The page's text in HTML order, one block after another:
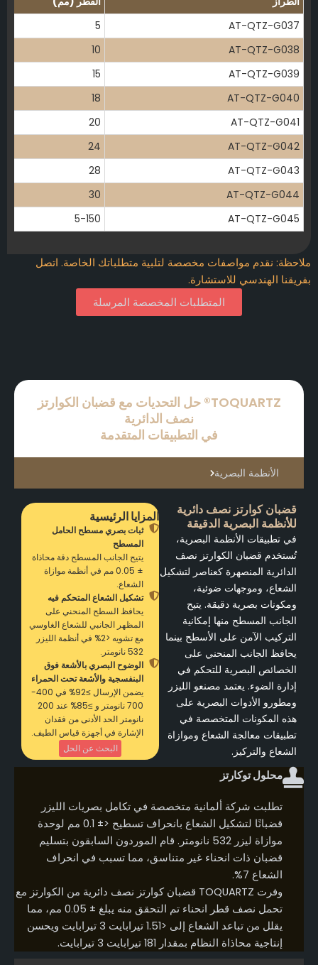
AT-QTZ-G037
AT-QTZ-G038
AT-QTZ-G039
AT-QTZ-G040
AT-QTZ-G041
20
AT-QTZ-G042
24
AT-QTZ-G043
28
AT-QTZ-G044
30
AT-QTZ-G045
5-150
نقدم مواصفات مخصصة لتلبية متطلباتك الخاصة. اتصل
الهندسي للاستشارة.
المتطلبات المخصصة المرسلة
TOQUARTZ® حل التحديات مع قضبان الكوارتز
نصف الدائرية
في التطبيقات المتقدمة
الأنظمة البصرية
قضبان كوارتز نصف دائرية
للأنظمة البصرية الدقيقة
في تطبيقات الأنظمة البصرية،
تُستخدم قضبان الكوارتز نصف
الدائرية المنصهرة كعناصر لتشكيل
الشعاع، وموجهات ضوئية،
ومكونات بصرية دقيقة. يتيح
الجانب المسطح منها إمكانية
التركيب الآمن على الأسطح بينما
يحافظ الجانب المنحني على
الخصائص البصرية للتحكم في
إدارة الضوء. يعتمد مصنعو الليزر
ومطورو الأدوات البصرية على
هذه المكونات المتخصصة في
تطبيقات معالجة الشعاع وموازاة
الشعاع والتركيز.
المزايا الرئيسية
ثبات بصري مسطح الحامل
المسطح
يتيح الجانب المسطح دقة محاذاة
± 0.05 مم في أنظمة موازاة
الشعاع.
تشكيل الشعاع المتحكم فيه
يحافظ السطح المنحني على
المظهر الجانبي للشعاع الغاوسي
مع تشويه <2% في أنظمة الليزر
532 نانومتر.
الوضوح البصري بالأشعة فوق
البنفسجية والأشعة تحت الحمراء
يضمن الإرسال ≥92% في 400-
700 نانومتر و ≥85% عند 200
نانومتر الحد الأدنى من فقدان
الإشارة في أجهزة قياس الطيف.
البحث عن الحل
محلول توكارتز
تطلبت شركة ألمانية متخصصة في تكامل بصريات الليزر
قضبانًا لتشكيل الشعاع بانحراف تسطيح <± 0.1 مم لوحدة
موازاة ليزر 532 نانومتر. قام الموردون السابقون بتسليم
قضبان ذات انحناء غير متناسق، مما تسبب في انحراف
الشعاع 7%.
وفرت TOQUARTZ قضبان كوارتز نصف دائرية من الكوارتز مع
تحمل نصف قطر انحناء تم التحقق منه يبلغ ± 0.05 مم، مما
يقلل من تباعد الشعاع إلى <1.51 تيرابايت 3 تيرابايت ويحسن
إنتاجية محاذاة النظام بمقدار 181 تيرابايت 3 تيرابايت.